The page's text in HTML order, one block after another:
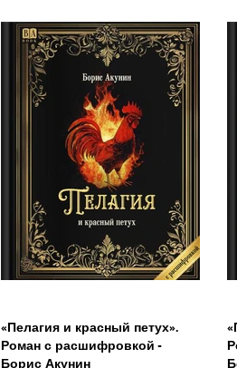
«Пелагия и красный петух».
Роман с расшифровкой -
Борис Акунин